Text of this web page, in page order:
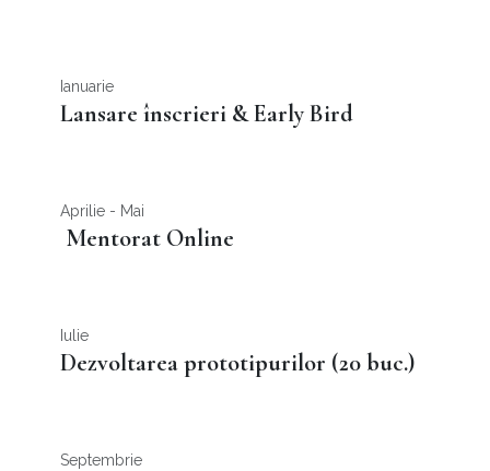
Ianuarie
Lansare înscrieri & Early Bird
Aprilie - Mai
Mentorat Online
Iulie
Dezvoltarea prototipurilor (20 buc.)
Septembrie